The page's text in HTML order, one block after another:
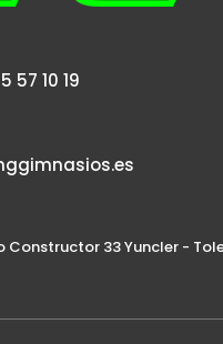
57 10 19
Constructor 33 Yuncler -